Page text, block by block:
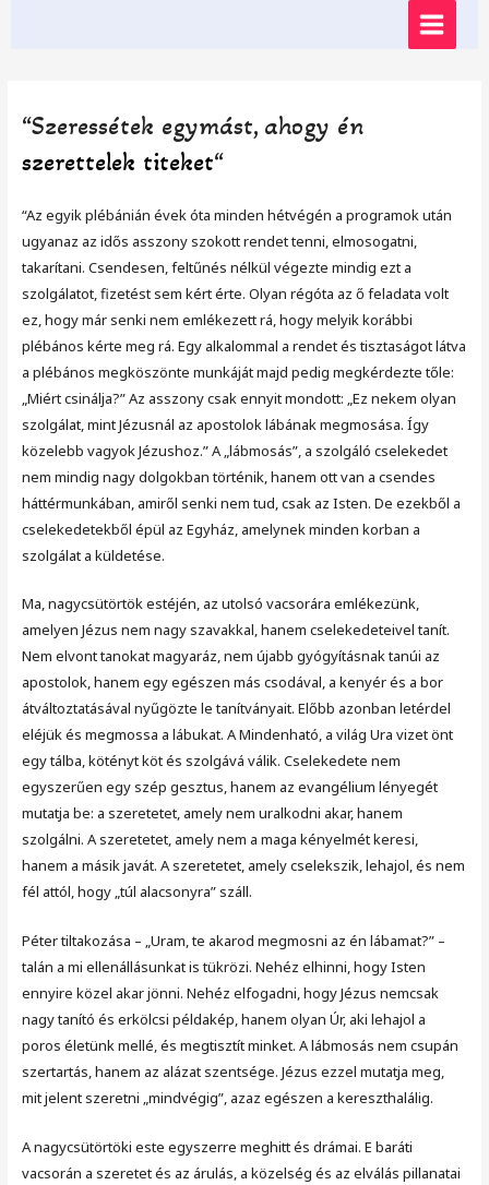
MAIN
“Szeressétek egymást, ahogy én
szerettelek titeket“
“Az egyik plébánián évek óta minden hétvégén a programok után
ugyanaz az idős asszony szokott rendet tenni, elmosogatni,
takarítani. Csendesen, feltűnés nélkül végezte mindig ezt a
szolgálatot, fizetést sem kért érte. Olyan régóta az ő feladata volt
ez, hogy már senki nem emlékezett rá, hogy melyik korábbi
plébános kérte meg rá. Egy alkalommal a rendet és tisztaságot látva
a plébános megköszönte munkáját majd pedig megkérdezte tőle:
„Miért csinálja?” Az asszony csak ennyit mondott: „Ez nekem olyan
szolgálat, mint Jézusnál az apostolok lábának megmosása. Így
közelebb vagyok Jézushoz.” A „lábmosás”, a szolgáló cselekedet
nem mindig nagy dolgokban történik, hanem ott van a csendes
háttérmunkában, amiről senki nem tud, csak az Isten. De ezekből a
cselekedetekből épül az Egyház, amelynek minden korban a
szolgálat a küldetése.
Ma, nagycsütörtök estéjén, az utolsó vacsorára emlékezünk,
amelyen Jézus nem nagy szavakkal, hanem cselekedeteivel tanít.
Nem elvont tanokat magyaráz, nem újabb gyógyításnak tanúi az
apostolok, hanem egy egészen más csodával, a kenyér és a bor
átváltoztatásával nyűgözte le tanítványait. Előbb azonban letérdel
eléjük és megmossa a lábukat. A Mindenható, a világ Ura vizet önt
egy tálba, kötényt köt és szolgává válik. Cselekedete nem
egyszerűen egy szép gesztus, hanem az evangélium lényegét
mutatja be: a szeretetet, amely nem uralkodni akar, hanem
szolgálni. A szeretetet, amely nem a maga kényelmét keresi,
hanem a másik javát. A szeretetet, amely cselekszik, lehajol, és nem
fél attól, hogy „túl alacsonyra” száll.
Péter tiltakozása – „Uram, te akarod megmosni az én lábamat?” –
talán a mi ellenállásunkat is tükrözi. Nehéz elhinni, hogy Isten
ennyire közel akar jönni. Nehéz elfogadni, hogy Jézus nemcsak
nagy tanító és erkölcsi példakép, hanem olyan Úr, aki lehajol a
poros életünk mellé, és megtisztít minket. A lábmosás nem csupán
szertartás, hanem az alázat szentsége. Jézus ezzel mutatja meg,
mit jelent szeretni „mindvégig”, azaz egészen a kereszthalálig.
A nagycsütörtöki este egyszerre meghitt és drámai. E baráti
vacsorán a szeretet és az árulás, a közelség és az elválás pillanatai